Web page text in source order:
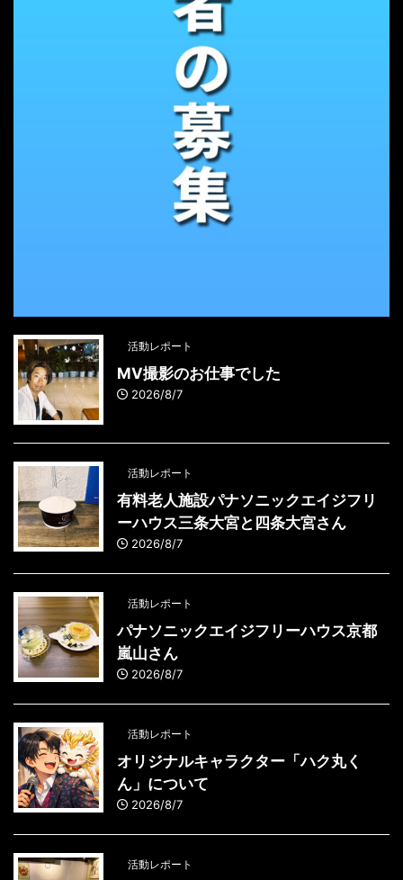
活動レポート
MV撮影のお仕事でした
2026/8/7
活動レポート
有料老人施設パナソニックエイジフリ
ーハウス三条大宮と四条大宮さん
2026/8/7
活動レポート
パナソニックエイジフリーハウス京都
嵐山さん
2026/8/7
活動レポート
オリジナルキャラクター「ハク丸く
ん」について
2026/8/7
活動レポート